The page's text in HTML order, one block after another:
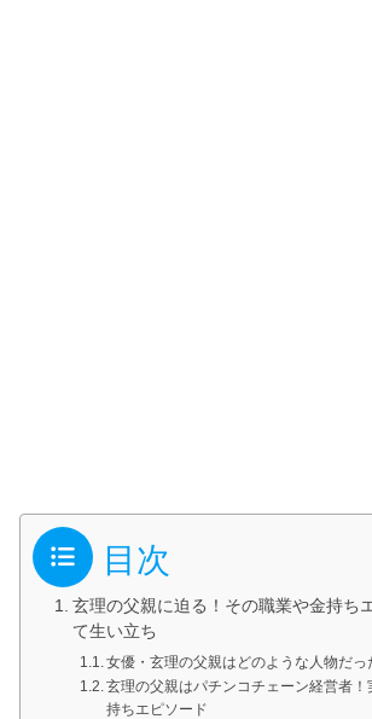
目次
玄理の父親に迫る！その職業や金持ち
て生い立ち
女優・玄理の父親はどのような人物だっ
玄理の父親はパチンコチェーン経営者
持ちエピソード